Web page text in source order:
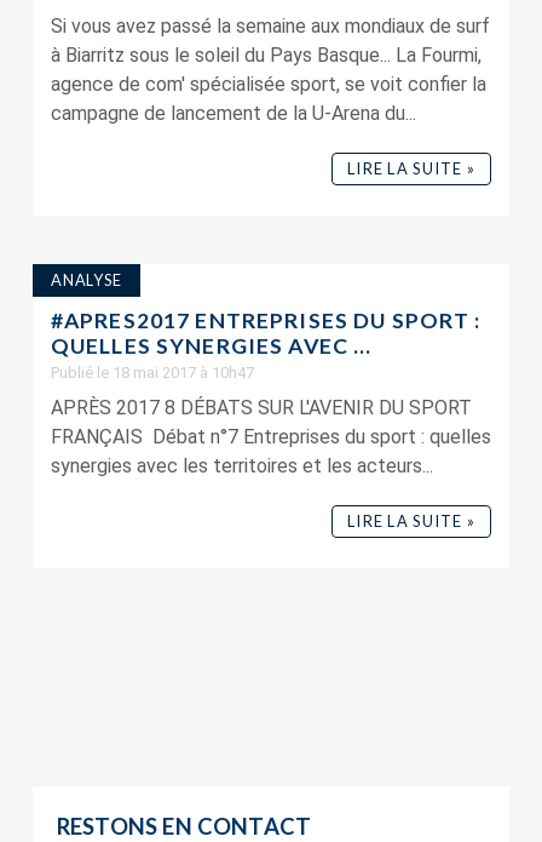
Si vous avez passé la semaine aux mondiaux de surf
à Biarritz sous le soleil du Pays Basque... La Fourmi,
agence de com' spécialisée sport, se voit confier la
campagne de lancement de la U-Arena du...
LIRE LA SUITE »
ANALYSE
#APRES2017 ENTREPRISES DU SPORT :
QUELLES SYNERGIES AVEC ...
Publié le 18 mai 2017 à 10h47
APRÈS 2017 8 DÉBATS SUR L'AVENIR DU SPORT
FRANÇAIS Débat n°7 Entreprises du sport : quelles
synergies avec les territoires et les acteurs...
LIRE LA SUITE »
RESTONS EN CONTACT